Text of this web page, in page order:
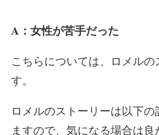
A：女性が苦手だった
こちらについては、ロメル
す。
ロメルのストーリーは以下
ますので、気になる場合は良